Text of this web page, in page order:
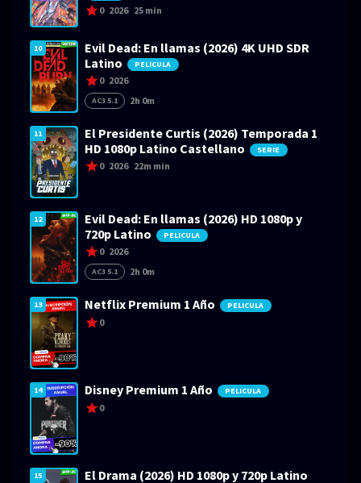
0 2026 25 min
10
Evil Dead: En llamas (2026) 4K UHD SDR
Latino
PELICULA
0 2026
AC3 5.1 2h 0m
11
El Presidente Curtis (2026) Temporada 1
HD 1080p Latino Castellano
SERIE
0 2026 22m min
12
Evil Dead: En llamas (2026) HD 1080p y
720p Latino
PELICULA
0 2026
AC3 5.1 2h 0m
13 Netflix Premium 1 Año PELICULA
0
14 Disney Premium 1 Año PELICULA
0
15
El Drama (2026) HD 1080p y 720p Latino